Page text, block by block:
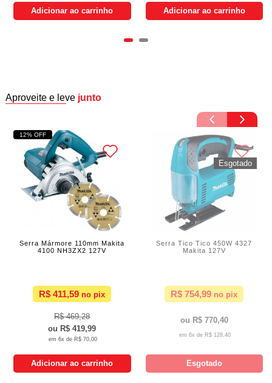
Adicionar ao carrinho Adicionar ao carrinho
Aproveite e leve junto
12% OFF
Serra Mármore 110mm Makita
4100 NH3ZX2 127V
R$ 411,59
R$ 469,28
R$ 419,99
6x de R$ 70,00
Adicionar ao carrinho
Serra Tico Tico 450W 4327
Makita 127V
R$ 754,99
R$ 770,40
6x de R$ 128,40
Esgotado